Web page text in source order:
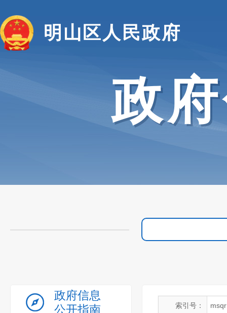
明山区人民政府
政
政府信息
公开指南
索引号：